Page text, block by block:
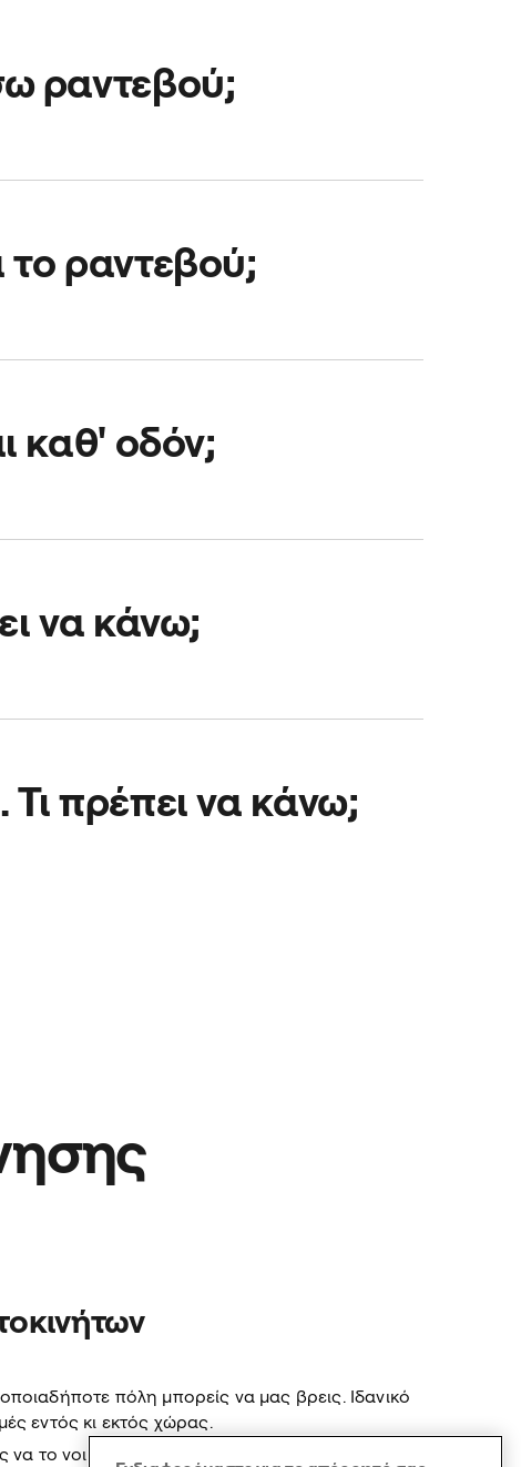
ραντεβού;
ραντεβού;
καθ' οδόν;
να κάνω;
πρέπει να κάνω;
ώρα και την τοποθεσία
πόλη μπορείς να μας βρεις. Ιδανικό
εντός κι εκτός χώρας.
να το νοικιάσεις για μια μέρα, μια βδομάδα ή